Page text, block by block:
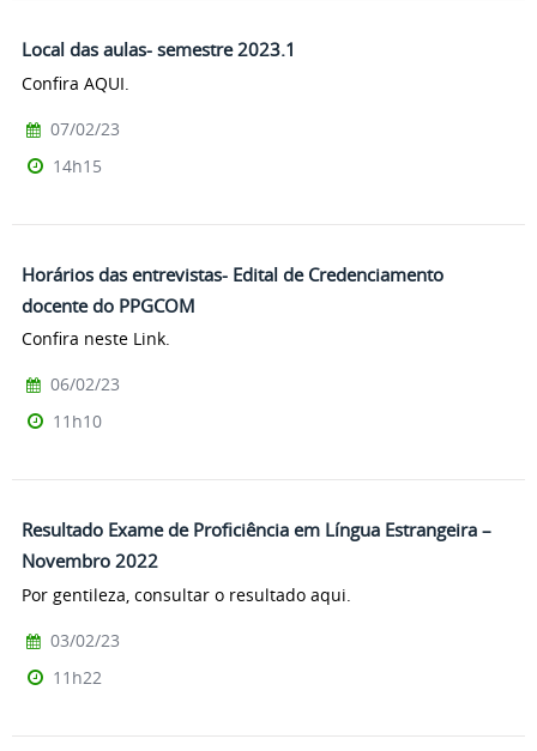
Local das aulas- semestre 2023.1
Confira AQUI.
07/02/23
14h15
Horários das entrevistas- Edital de Credenciamento
docente do PPGCOM
Confira neste Link.
06/02/23
11h10
Resultado Exame de Proficiência em Língua Estrangeira –
Novembro 2022
Por gentileza, consultar o resultado aqui.
03/02/23
11h22